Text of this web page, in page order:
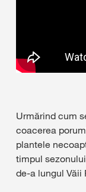
Urmărind cum
coacerea
plantele
timpul
de-a lungul Văii